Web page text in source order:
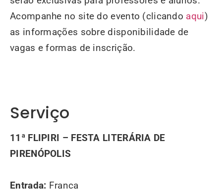
Acompanhe no site do evento (clicando aqui)
as informações sobre disponibilidade de
vagas e formas de inscrição.
Serviço
11ª FLIPIRI – FESTA LITERÁRIA DE
PIRENÓPOLIS
Entrada: Franca